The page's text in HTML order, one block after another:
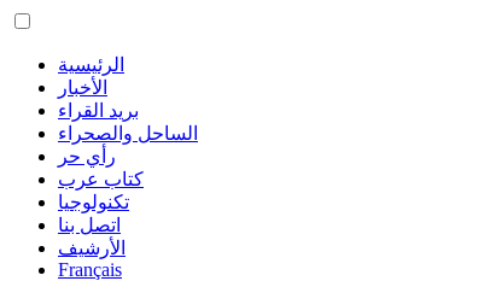
الرئيسية
الأخبار
بريد القراء
الساحل والصحراء
رأي حر
كتاب عرب
تكنولوجيا
اتصل بنا
الأرشيف
Français